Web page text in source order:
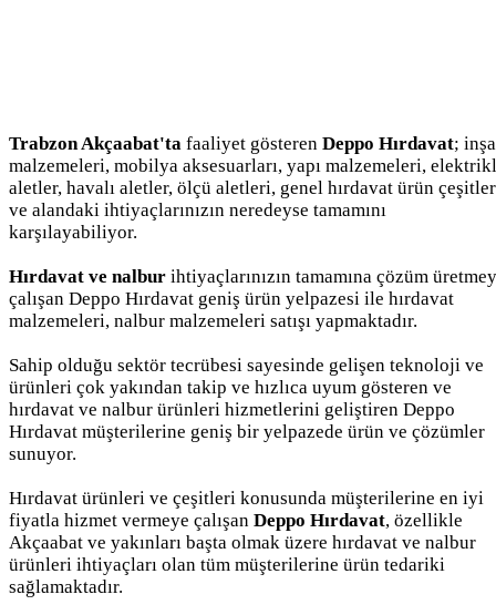
Trabzon Akçaabat'ta faaliyet gösteren Deppo Hırdavat;
malzemeleri, mobilya aksesuarları, yapı malzemeleri,
aletler, havalı aletler, ölçü aletleri, genel hırdavat ürün
ve alandaki ihtiyaçlarınızın neredeyse tamamını
karşılayabiliyor.
Hırdavat ve nalbur ihtiyaçlarınızın tamamına çözüm
çalışan Deppo Hırdavat geniş ürün yelpazesi ile hırdavat
malzemeleri, nalbur malzemeleri satışı yapmaktadır.
Sahip olduğu sektör tecrübesi sayesinde gelişen teknoloji ve
ürünleri çok yakından takip ve hızlıca uyum gösteren ve
hırdavat ve nalbur ürünleri hizmetlerini geliştiren Deppo
Hırdavat müşterilerine geniş bir yelpazede ürün ve çözümler
sunuyor.
Hırdavat ürünleri ve çeşitleri konusunda müşterilerine en iyi
fiyatla hizmet vermeye çalışan Deppo Hırdavat, özellikle
Akçaabat ve yakınları başta olmak üzere hırdavat ve nalbur
ürünleri ihtiyaçları olan tüm müşterilerine ürün tedariki
sağlamaktadır.